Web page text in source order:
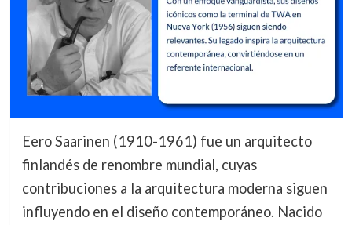
Eero Saarinen (1910-1961) fue un arquitecto
finlandés de renombre mundial, cuyas
contribuciones a la arquitectura moderna siguen
influyendo en el diseño contemporáneo. Nacido